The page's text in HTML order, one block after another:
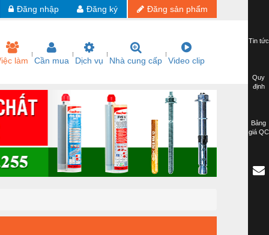
Đăng sản phẩm
Đăng ký
Đăng nhập
làm Cần mua Dịch vụ Nhà cung cấp Video clip
Tin tức
Quy
định
Bảng
giá QC